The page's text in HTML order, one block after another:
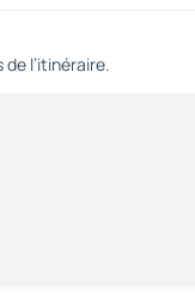
l’itinéraire.